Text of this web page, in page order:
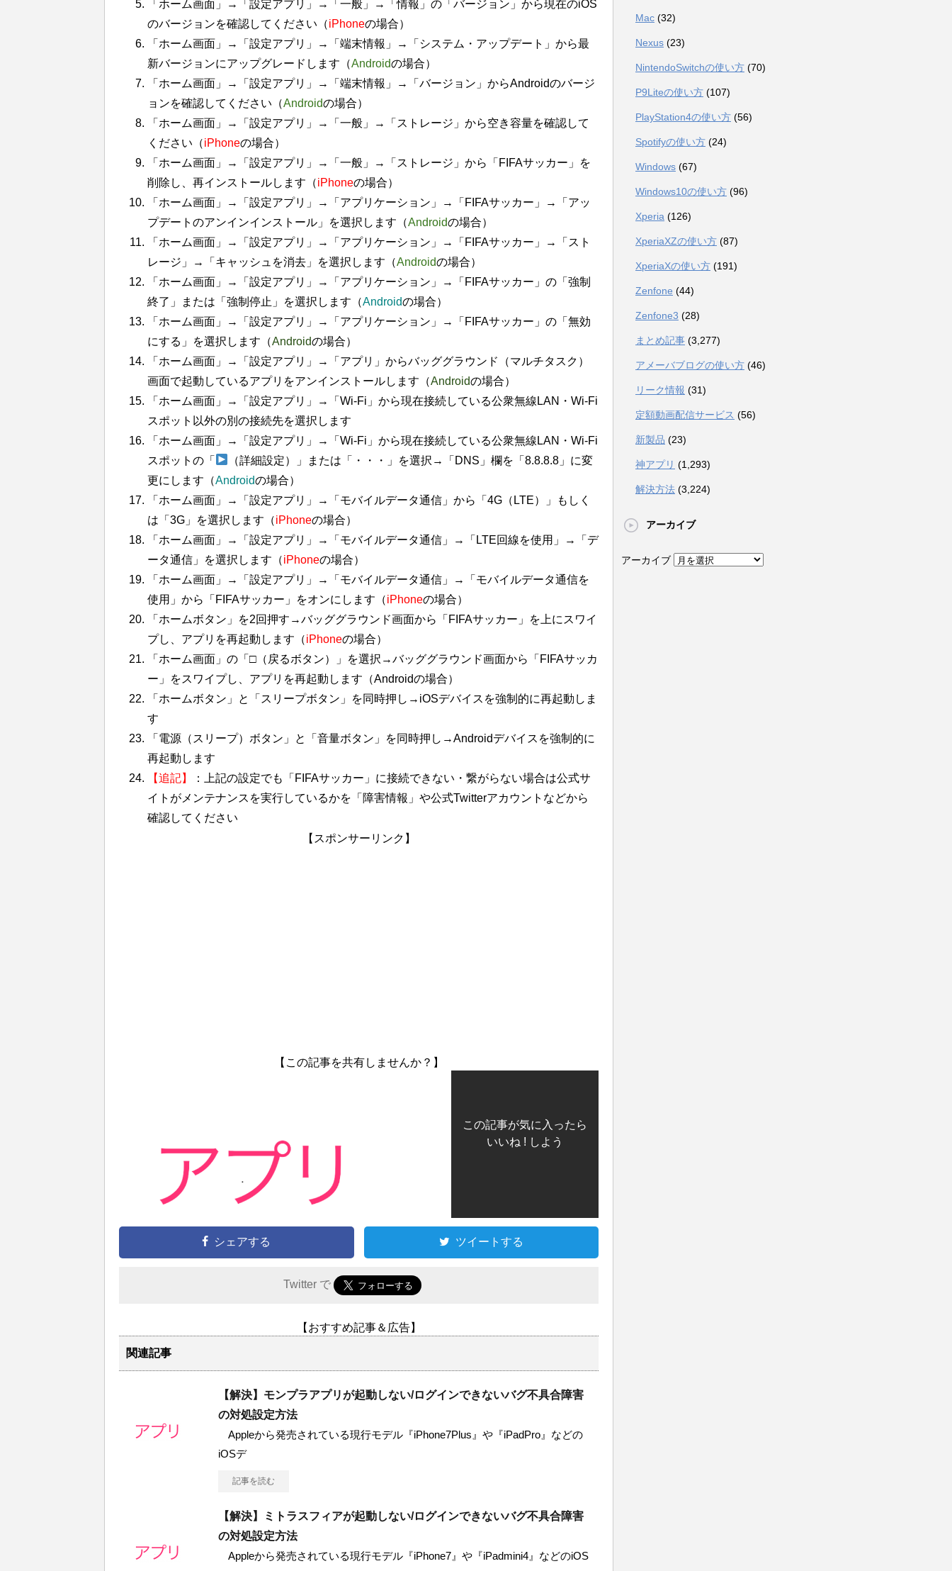
「ホーム画面」→「設定アプリ」→「一般」→「情報」の「バージョン」から現在のiOS
のバージョンを確認してください（iPhoneの場合）
「ホーム画面」→「設定アプリ」→「端末情報」→「システム・アップデート」から最
新バージョンにアップグレードします（Androidの場合）
「ホーム画面」→「設定アプリ」→「端末情報」→「バージョン」からAndroidのバージ
ョンを確認してください（Androidの場合）
「ホーム画面」→「設定アプリ」→「一般」→「ストレージ」から空き容量を確認して
ください（iPhoneの場合）
「ホーム画面」→「設定アプリ」→「一般」→「ストレージ」から「FIFAサッカー」を
削除し、再インストールします（iPhoneの場合）
「ホーム画面」→「設定アプリ」→「アプリケーション」→「FIFAサッカー」→「アッ
プデートのアンインインストール」を選択します（Androidの場合）
「ホーム画面」→「設定アプリ」→「アプリケーション」→「FIFAサッカー」→「スト
レージ」→「キャッシュを消去」を選択します（Androidの場合）
「ホーム画面」→「設定アプリ」→「アプリケーション」→「FIFAサッカー」の「強制
終了」または「強制停止」を選択します（Androidの場合）
「ホーム画面」→「設定アプリ」→「アプリケーション」→「FIFAサッカー」の「無効
にする」を選択します（Androidの場合）
「ホーム画面」→「設定アプリ」→「アプリ」からバッググラウンド（マルチタスク）
画面で起動しているアプリをアンインストールします（Androidの場合）
「ホーム画面」→「設定アプリ」→「Wi-Fi」から現在接続している公衆無線LAN・Wi-Fi
スポット以外の別の接続先を選択します
「ホーム画面」→「設定アプリ」→「Wi-Fi」から現在接続している公衆無線LAN・Wi-Fi
スポットの「
（詳細設定）」または「・・・」を選択→「DNS」欄を「8.8.8.8」に変
更にします（Androidの場合）
「ホーム画面」→「設定アプリ」→「モバイルデータ通信」から「4G（LTE）」もしく
は「3G」を選択します（iPhoneの場合）
「ホーム画面」→「設定アプリ」→「モバイルデータ通信」→「LTE回線を使用」→「デ
ータ通信」を選択します（iPhoneの場合）
「ホーム画面」→「設定アプリ」→「モバイルデータ通信」→「モバイルデータ通信を
使用」から「FIFAサッカー」をオンにします（iPhoneの場合）
「ホームボタン」を2回押す→バッググラウンド画面から「FIFAサッカー」を上にスワイ
プし、アプリを再起動します（iPhoneの場合）
「ホーム画面」の「□（戻るボタン）」を選択→バッググラウンド画面から「FIFAサッカ
ー」をスワイプし、アプリを再起動します（Androidの場合）
「ホームボタン」と「スリープボタン」を同時押し→iOSデバイスを強制的に再起動しま
す
「電源（スリープ）ボタン」と「音量ボタン」を同時押し→Androidデバイスを強制的に
再起動します
【追記】
：上記の設定でも「FIFAサッカー」に接続できない・繋がらない場合は公式サ
イトがメンテナンスを実行しているかを「障害情報」や公式Twitterアカウントなどから
確認してください
【スポンサーリンク】
【この記事を共有しませんか？】
この記事が気に入ったら
いいね ! しよう
シェアする ツイートする
Twitter で
【おすすめ記事＆広告】
関連記事
【解決】モンプラアプリが起動しない/ログインできないバグ不具合障害
の対処設定方法
Appleから発売されている現行モデル『iPhone7Plus』や『iPadPro』などの
iOSデ
記事を読む
【解決】ミトラスフィアが起動しない/ログインできないバグ不具合障害
の対処設定方法
Appleから発売されている現行モデル『iPhone7』や『iPadmini4』などのiOS
Mac (32)
Nexus (23)
NintendoSwitchの使い方 (70)
P9Liteの使い方 (107)
PlayStation4の使い方 (56)
Spotifyの使い方 (24)
Windows (67)
Windows10の使い方 (96)
Xperia (126)
XperiaXZの使い方 (87)
XperiaXの使い方 (191)
Zenfone (44)
Zenfone3 (28)
まとめ記事 (3,277)
アメーバブログの使い方 (46)
リーク情報 (31)
定額動画配信サービス (56)
新製品 (23)
神アプリ (1,293)
解決方法 (3,224)
アーカイブ
アーカイブ